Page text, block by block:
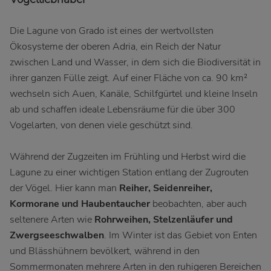
Die Lagune von Grado ist eines der wertvollsten
Ökosysteme der oberen Adria, ein Reich der Natur
zwischen Land und Wasser, in dem sich die Biodiversität in
ihrer ganzen Fülle zeigt. Auf einer Fläche von ca. 90 km²
wechseln sich Auen, Kanäle, Schilfgürtel und kleine Inseln
ab und schaffen ideale Lebensräume für die über 300
Vogelarten, von denen viele geschützt sind.
Während der Zugzeiten im Frühling und Herbst wird die
Lagune zu einer wichtigen Station entlang der Zugrouten
der Vögel. Hier kann man Reiher, Seidenreiher,
Kormorane und Haubentaucher beobachten, aber auch
seltenere Arten wie Rohrweihen, Stelzenläufer und
Zwergseeschwalben. Im Winter ist das Gebiet von Enten
und Blässhühnern bevölkert, während in den
Sommermonaten mehrere Arten in den ruhigeren Bereichen